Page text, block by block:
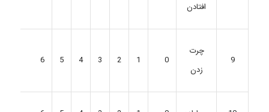
افتادن
9
چرت
زدن
0
1
2
3
4
5
6